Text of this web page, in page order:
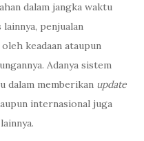
dalam jangka waktu
penjualan
keadaan ataupun
Adanya sistem
dalam memberikan update
internasional juga